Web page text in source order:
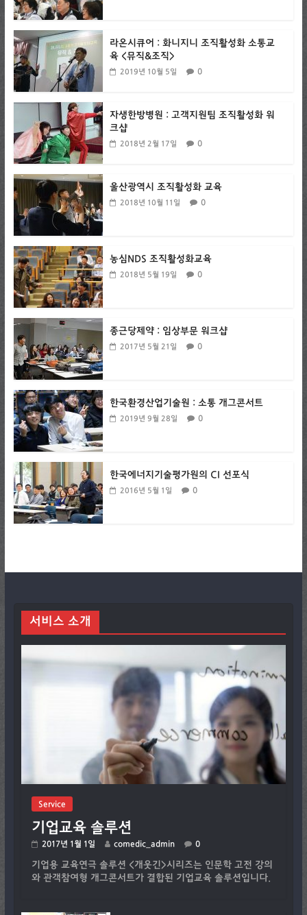
라온시큐어 : 화니지니 조직활성화 소통교
육 <뮤직&조직>
2019년 10월 5일 0
자생한방병원 : 고객지원팀 조직활성화 워
크샵
2018년 2월 17일 0
울산광역시 조직활성화 교육
2018년 10월 11일 0
농심NDS 조직활성화교육
2018년 5월 19일 0
종근당제약 : 임상부문 워크샵
2017년 5월 21일 0
한국환경산업기술원 : 소통 개그콘서트
2019년 9월 28일 0
한국에너지기술평가원의 CI 선포식
2016년 5월 1일 0
서비스 소개
Service
기업교육 솔루션
2017년 1월 1일 comedic_admin 0
기업용 교육연극 솔루션 <개웃긴>시리즈는 인문학 고전 강의
와 관객참여형 개그콘서트가 결합된 기업교육 솔루션입니다.